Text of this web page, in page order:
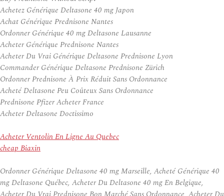
Achetez Générique Deltasone 40 mg Japon
Achat Générique Prednisone Nantes
Ordonner Générique 40 mg Deltasone Lausanne
Acheter Générique Prednisone Nantes
Acheter Du Vrai Générique Deltasone Prednisone Lyon
Commander Générique Deltasone Prednisone Zürich
Ordonner Prednisone À Prix Réduit Sans Ordonnance
Acheté Deltasone Peu Coûteux Sans Ordonnance
Prednisone Pfizer Acheter France
Acheter Deltasone Doctissimo
Acheter Ventolin En Ligne Au Quebec
cheap Biaxin
Ordonner Générique Deltasone 40 mg Marseille, Acheté Générique 40
mg Deltasone Québec, Acheter Du Deltasone 40 mg En Belgique,